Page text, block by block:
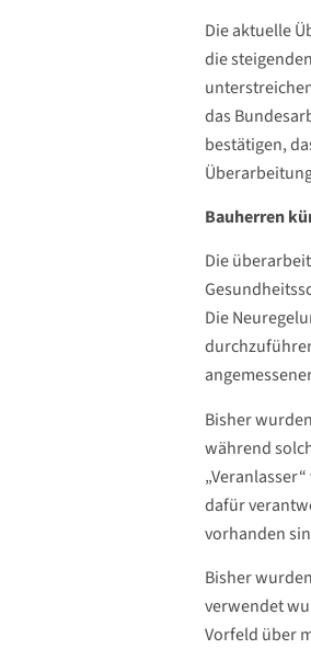
Die aktuelle
die
das
bestätigen,
Bauherren
Die
Die
Bisher
während
dafür
vorhanden
Bisher
verwendet
Vorfeld über